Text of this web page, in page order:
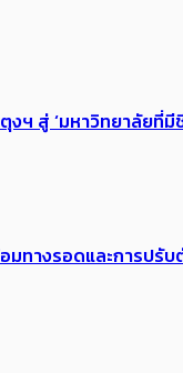
ฯ สู่ ‘มหาวิทยาลัย
มทางรอดและการปรับ